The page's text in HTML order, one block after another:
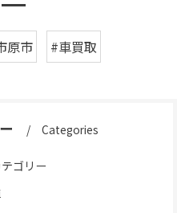
原市 #車買取
Categories
ゴリー